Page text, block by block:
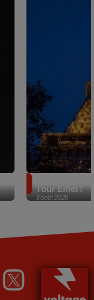
3 août 2026
Tour Eiffel !